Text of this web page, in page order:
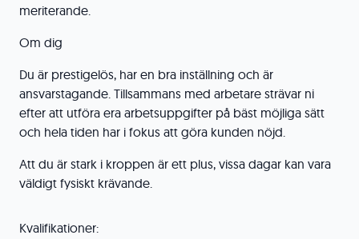
meriterande.
Om dig
Du är prestigelös, har en bra inställning och är
ansvarstagande. Tillsammans med arbetare strävar ni
efter att utföra era arbetsuppgifter på bäst möjliga sätt
och hela tiden har i fokus att göra kunden nöjd.
Att du är stark i kroppen är ett plus, vissa dagar kan vara
väldigt fysiskt krävande.
Kvalifikationer: